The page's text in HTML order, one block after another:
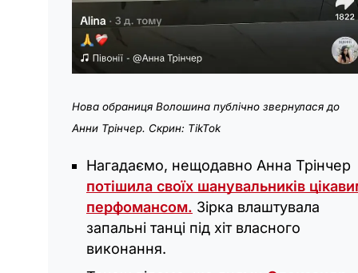
Нова обраниця Волошина публічно звернулася до
Анни Трінчер. Скрин: TikTok
Нагадаємо, нещодавно Анна Трінчер
потішила своїх шанувальників
перфомансом. Зірка влаштувала
запальні танці під хіт власного
виконання.